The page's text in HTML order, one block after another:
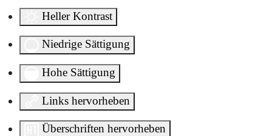
Heller Kontrast
Niedrige Sättigung
Hohe Sättigung
Links hervorheben
Überschriften hervorheben